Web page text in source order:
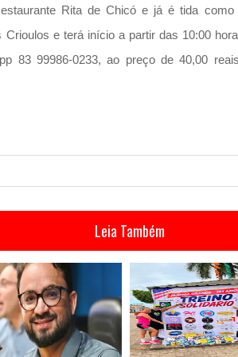
Rita de Chicó e já é tida como
Crioulos e terá início a partir das 10:00
83 99986-0233, ao preço de 40,00
Leia Também